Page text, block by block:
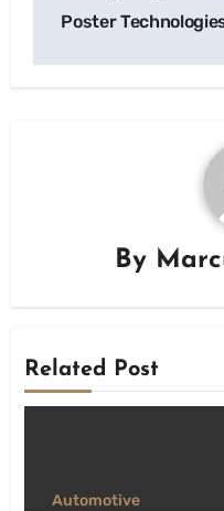
Poster
By
Related Post
Automotive